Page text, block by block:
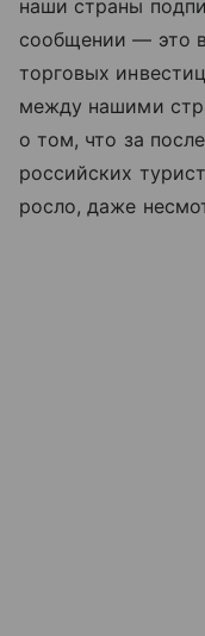
наши страны
сообщении — это
торговых
между нашими
о том, что за
российских
росло, даже